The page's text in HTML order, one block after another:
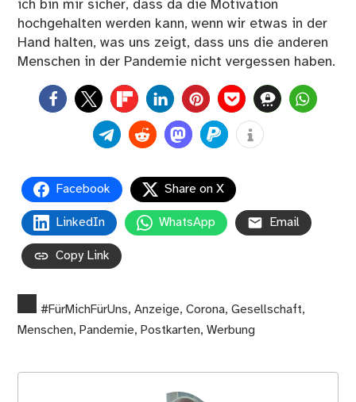
ich bin mir sicher, dass da die Motivation
hochgehalten werden kann, wenn wir etwas in der
Hand halten, was uns zeigt, dass uns die anderen
Menschen in der Pandemie nicht vergessen haben.
0
Facebook Share on X
LinkedIn WhatsApp Email
Copy Link
#FürMichFürUns,Anzeige,Corona,Gesellschaft,
Menschen, Pandemie, Postkarten,Werbung